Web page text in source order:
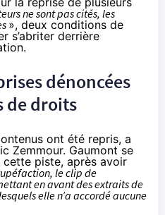
ne sont pas cités, les
», deux conditions de
s’abriter derrière
dénoncées
de droits
ont été repris, a
Zemmour. Gaumont se
piste, après avoir
le clip de
en avant des extraits de
elle n’a accordé aucune